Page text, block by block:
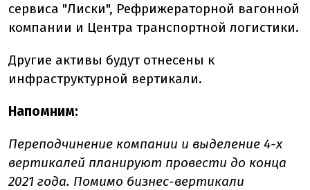
сервиса "Лиски", Рефрижераторной вагонной
компании и Центра транспортной логистики.
Другие активы будут отнесены к
инфраструктурной вертикали.
Напомним:
Переподчинение компании и выделение 4-х
вертикалей планируют провести до конца
2021 года. Помимо бизнес-вертикали